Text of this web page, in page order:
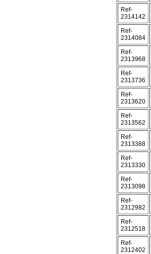
Ref-
2314142
Ref-
2314084
Ref-
2313968
Ref-
2313736
Ref-
2313620
Ref-
2313562
Ref-
2313388
Ref-
2313330
Ref-
2313098
Ref-
2312982
Ref-
2312518
Ref-
2312402